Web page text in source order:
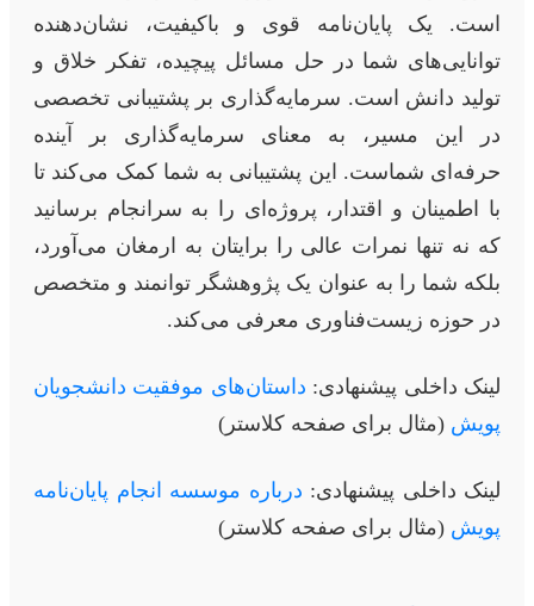
است. یک پایان‌نامه قوی و باکیفیت، نشان‌دهنده
توانایی‌های شما در حل مسائل پیچیده، تفکر خلاق و
تولید دانش است. سرمایه‌گذاری بر پشتیبانی تخصصی
در این مسیر، به معنای سرمایه‌گذاری بر آینده
حرفه‌ای شماست. این پشتیبانی به شما کمک می‌کند تا
با اطمینان و اقتدار، پروژه‌ای را به سرانجام برسانید
که نه تنها نمرات عالی را برایتان به ارمغان می‌آورد،
بلکه شما را به عنوان یک پژوهشگر توانمند و متخصص
در حوزه زیست‌فناوری معرفی می‌کند.
لینک داخلی پیشنهادی: داستان‌های موفقیت دانشجویان
پویش (مثال برای صفحه کلاستر)
لینک داخلی پیشنهادی: درباره موسسه انجام پایان‌نامه
پویش (مثال برای صفحه کلاستر)